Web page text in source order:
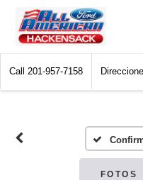
Call 201-957-7158
FOTOS